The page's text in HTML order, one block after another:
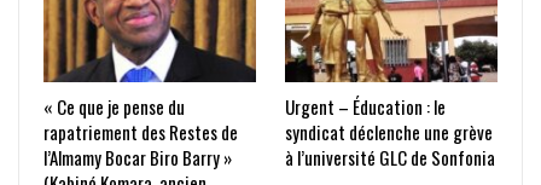
« Ce que je pense du
rapatriement des Restes de
l’Almamy Bocar Biro Barry »
Urgent – Éducation : le
syndicat déclenche une grève
à l’université GLC de Sonfonia